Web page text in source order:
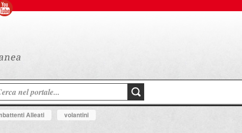
Alleati
volantini